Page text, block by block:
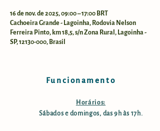
16 de nov. de 2025, 09:00 – 17:00 BRT
Cachoeira Grande - Lagoinha, Rodovia Nelson
Ferreira Pinto, km 18,5, s/n Zona Rural, Lagoinha -
SP, 12130-000, Brasil
Funcionamento
Horários:
Sábados e domingos, das 9h às 17h.